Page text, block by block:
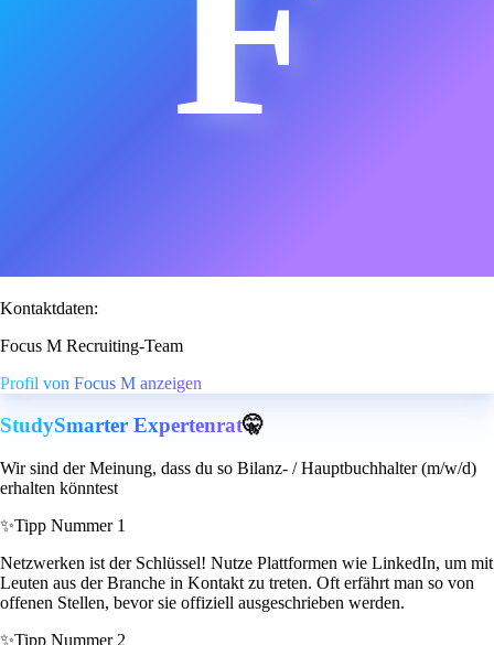
Kontaktdaten:
Focus M Recruiting-Team
Profil von Focus M anzeigen
StudySmarter Expertenrat🤫
Wir sind der Meinung, dass du so Bilanz- / Hauptbuchhalter (m/w/d)
erhalten könntest
✨Tipp Nummer 1
Netzwerken ist der Schlüssel! Nutze Plattformen wie LinkedIn, um mit
Leuten aus der Branche in Kontakt zu treten. Oft erfährt man so von
offenen Stellen, bevor sie offiziell ausgeschrieben werden.
✨Tipp Nummer 2